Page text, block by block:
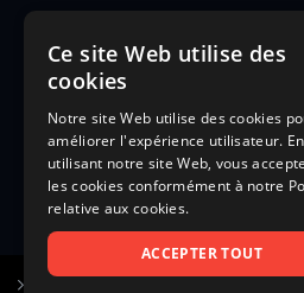
Ce site Web utilise des
cookies
Notre site Web utilise des cookies
améliorer l'expérience utilisateur. En
utilisant notre site Web, vous
les cookies conformément à notre
relative aux cookies.
ACCEPTER TOUT